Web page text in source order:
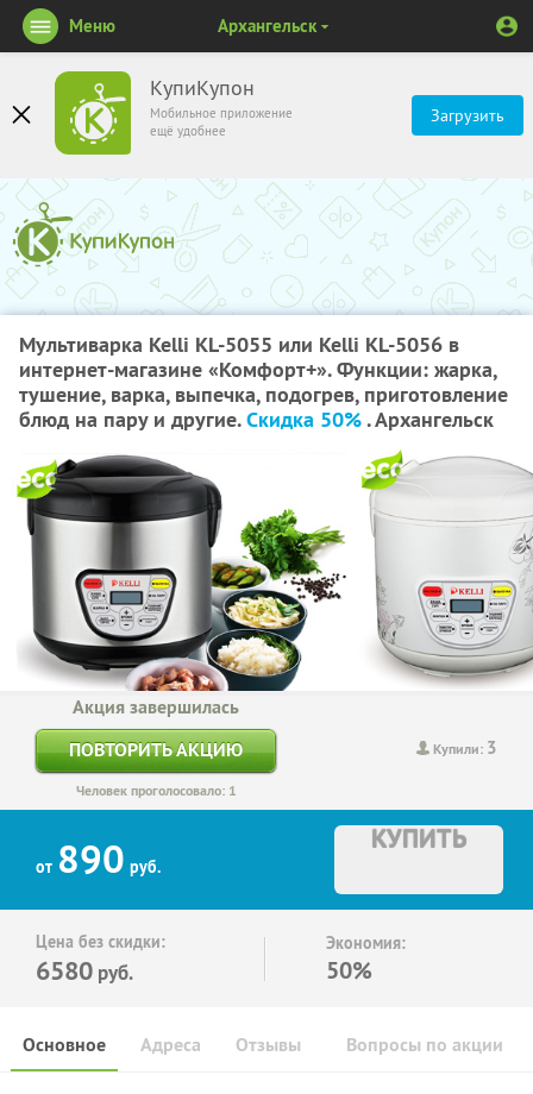
КупиКупон
Мобильное приложение
ещё удобнее
Загрузить
Меню Архангельск
Мультиварка Kelli KL-5055 или Kelli KL-5056 в
интернет-магазине «Комфорт+». Функции: жарка,
тушение, варка, выпечка, подогрев, приготовление
блюд на пару и другие.Скидка 50%. Архангельск
Купили: 3
Акция завершилась
ПОВТОРИТЬ АКЦИЮ
Человек проголосовало: 1
от 890 руб.
КУПИТЬ
Цена без скидки:
6580 руб.
Экономия:
50%
Основное Отзывы Вопросы по акции
Адреса